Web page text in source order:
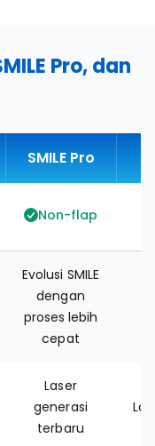
Pro, dan
SMILE Pro
Non-flap
Evolusi SMILE
dengan
proses lebih
cepat
Laser
generasi
terbaru